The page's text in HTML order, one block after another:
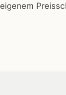
eigenem